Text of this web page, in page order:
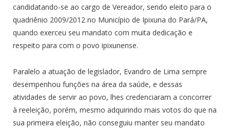
candidatando-se ao cargo de Vereador, sendo eleito para o
quadriênio 2009/2012 no Município de Ipixuna do Pará/PA,
quando exerceu seu mandato com muita dedicação e
respeito para com o povo ipixunense.
Paralelo a atuação de legislador, Evandro de Lima sempre
desempenhou funções na área da saúde, e dessas
atividades de servir ao povo, lhes credenciaram a concorrer
à reeleição, porém, mesmo adquirindo mais votos do que na
sua primeira eleição, não conseguiu manter seu mandato